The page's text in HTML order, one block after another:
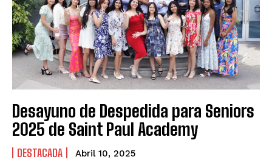
Desayuno de Despedida para Seniors
2025 de Saint Paul Academy
DESTACADA Abril 10, 2025